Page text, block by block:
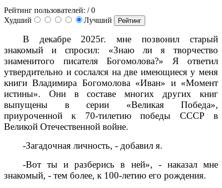
Рейтинг пользователей: / 0
Худший
Лучший
В декабре 2025г. мне позвонил старый
знакомый и спросил: «Знаю ли я творчество
знаменитого писателя Богомолова?» Я ответил
утвердительно и сослался на две имеющиеся у меня
книги Владимира Богомолова «Иван» и «Момент
истины». Они в составе многих других книг
выпущены в серии «Великая Победа»,
приуроченной к 70-тилетию победы СССР в
Великой Отечественной войне.
-Загадочная личность, - добавил я.
-Вот ты и разберись в ней», - наказал мне
знакомый, - тем более, к 100-летию его рождения.